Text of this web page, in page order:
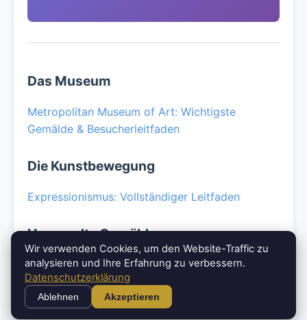
Das Museum
Metropolitan Museum of Art: Wichtigste
Gemälde & Besucherleitfaden
Die Kunstbewegung
Expressionismus: Vollständiger Leitfaden
Verwandte Gemälde
Olympia von Manet
Schwarze Iris von Georgia O'Keeffe
Wir verwenden Cookies, um den Website-Traffic zu
analysieren und Ihre Erfahrung zu verbessern.
Datenschutzerklärung
Ablehnen Akzeptieren